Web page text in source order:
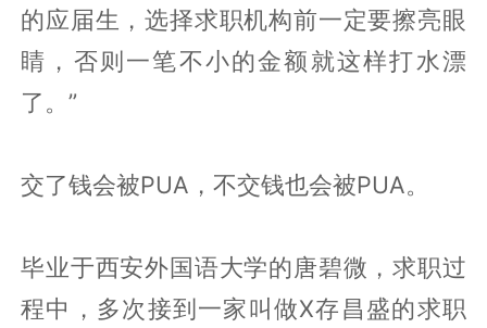
的应届生，选择求职机构前一定要擦亮眼
睛，否则一笔不小的金额就这样打水漂
了。”
交了钱会被PUA，不交钱也会被PUA。
毕业于西安外国语大学的唐碧微，求职过
程中，多次接到一家叫做X存昌盛的求职